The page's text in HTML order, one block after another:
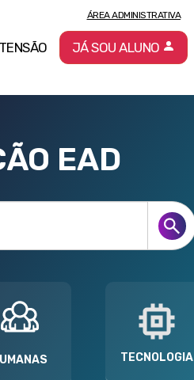
ÁREA ADMINISTRATIVA
JÁ SOU ALUNO
EAD
TECNOLOGIA